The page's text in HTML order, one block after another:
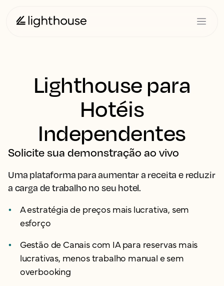
Lighthouse para
Hotéis
Independentes
Solicite sua demonstração ao vivo
Uma plataforma para aumentar a receita e reduzir
a carga de trabalho no seu hotel.
A estratégia de preços mais lucrativa, sem
esforço
Gestão de Canais com IA para reservas mais
lucrativas, menos trabalho manual e sem
overbooking